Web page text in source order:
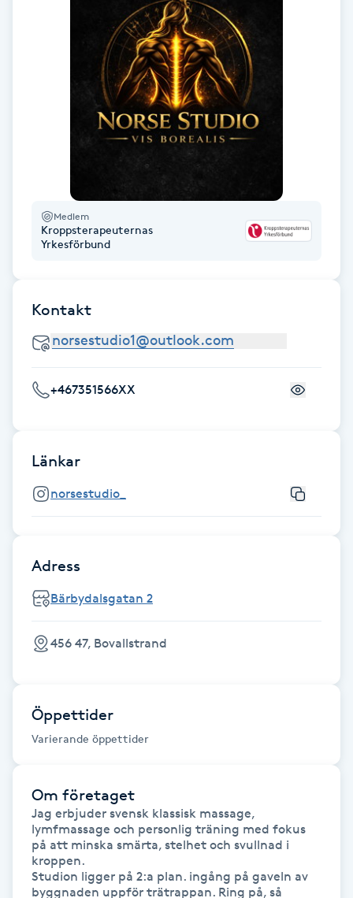
Faceliftmassage
Fettreducering
Fibromassage
Fillers
Fotsvamp
Fransar
Fransborttagning
Fransförlängning
Fransförlängning Megavolym
Fransförlängning Volym
Fransk manikyr
Fransrengöring
Frekvensterapi
Friskvård
Medlem
Kroppsterapeuternas
Yrkesförbund
Kontakt
+467351566XX
Länkar
norsestudio_
Adress
Bärbydalsgatan 2
456 47, Bovallstrand
Öppettider
Varierande öppettider
Om företaget
Jag erbjuder svensk klassisk massage,
lymfmassage och personlig träning med fokus
på att minska smärta, stelhet och svullnad i
kroppen.
Studion ligger på 2:a plan. ingång på gaveln av
byggnaden uppför trätrappan. Ring på, så